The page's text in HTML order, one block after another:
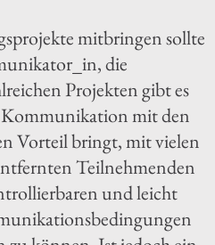
mitbringen sollte
die
Projekten gibt es
mit den
Vorteil bringt, mit vielen
Teilnehmenden
und leicht